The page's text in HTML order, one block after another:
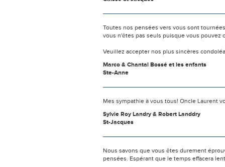
Toutes nos pensées vers vous sont
vous n'êtes pas seuls puisque vous pouvez
Veuillez accepter nos plus sincères
Marco & Chantal Bossé et les enfants
Ste-Anne
Mes sympathie à vous tous! Oncle Laurent
Sylvie Roy Landry & Robert Landdry
St-Jacques
Nous savons que vous êtes durement
pensées. Espérant que le temps effacera